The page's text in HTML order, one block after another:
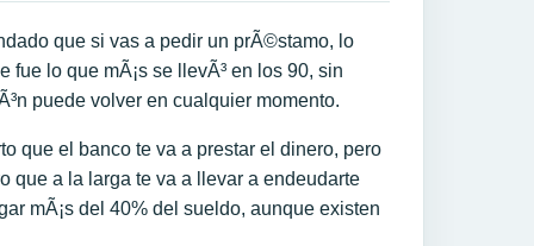
que si vas a pedir un prÃ©stamo, lo
lo que mÃ¡s se llevÃ³ en los 90, sin
puede volver en cualquier momento.
que el banco te va a prestar el dinero, pero
que a la larga te va a llevar a endeudarte
mÃ¡s del 40% del sueldo, aunque existen